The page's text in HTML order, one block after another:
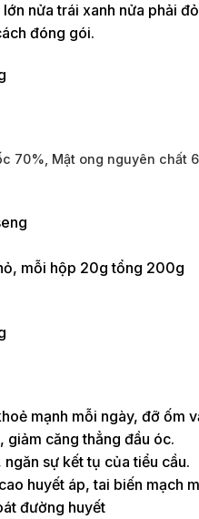
nửa trái xanh nửa phải
đóng gói.
70%, Mật ong nguyên chất
mỗi hộp 20g tổng 200g
mạnh mỗi ngày, đỡ ốm
giảm căng thẳng đầu óc.
sự kết tụ của tiểu cầu.
huyết áp, tai biến mạch
đường huyết